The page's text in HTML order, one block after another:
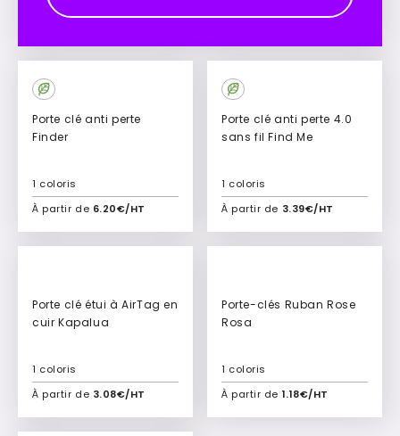
Porte clé anti perte
Finder
À partir de 6.20€/HT
1 coloris
Ajouter à mon devis
Porte clé anti perte 4.0
sans fil Find Me
À partir de 3.39€/HT
1 coloris
Ajouter à mon devis
Porte clé étui à AirTag en
cuir Kapalua
À partir de 3.08€/HT
1 coloris
Ajouter à mon devis
Porte-clés Ruban Rose
Rosa
À partir de 1.18€/HT
1 coloris
Ajouter à mon devis